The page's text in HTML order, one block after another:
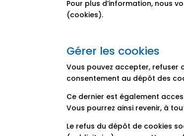
Pour plus d’information, nous
(cookies).
Gérer les cookies
Vous pouvez accepter, refuser
consentement au dépôt des
Ce dernier est également
Vous pourrez ainsi revenir, à
Le refus du dépôt de cookies